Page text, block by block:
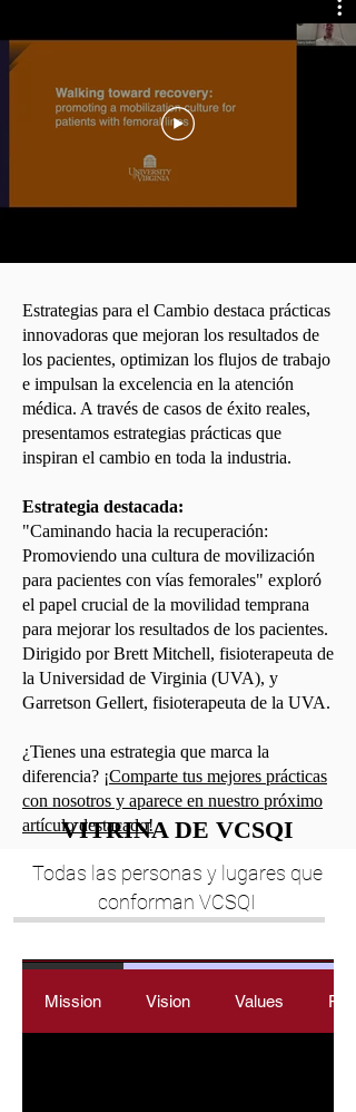
Estrategias para el Cambio destaca prácticas
innovadoras que mejoran los resultados de
los pacientes, optimizan los flujos de trabajo
e impulsan la excelencia en la atención
médica. A través de casos de éxito reales,
presentamos estrategias prácticas que
inspiran el cambio en toda la industria.
Estrategia destacada:
"Caminando hacia la recuperación:
Promoviendo una cultura de movilización
para pacientes con vías femorales" exploró
el papel crucial de la movilidad temprana
para mejorar los resultados de los pacientes.
Dirigido por Brett Mitchell, fisioterapeuta de
la Universidad de Virginia (UVA), y
Garretson Gellert, fisioterapeuta de la UVA.
¿Tienes una estrategia que marca la
diferencia? ¡Comparte tus mejores prácticas
con nosotros y aparece en nuestro próximo
artículo destacado!
VITRINA DE VCSQI
Todas las personas y lugares que
conforman VCSQI
Mission Vision Values